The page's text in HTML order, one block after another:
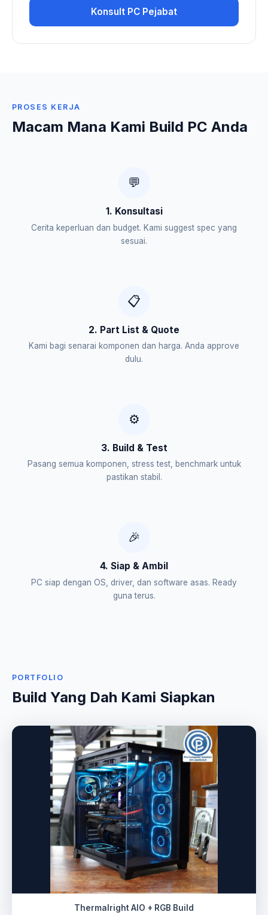
Konsult PC Pejabat
PROSES KERJA
Macam Mana Kami Build PC Anda
💬
1. Konsultasi
Cerita keperluan dan budget. Kami suggest spec yang
sesuai.
📋
2. Part List & Quote
Kami bagi senarai komponen dan harga. Anda approve
dulu.
⚙️
3. Build & Test
Pasang semua komponen, stress test, benchmark untuk
pastikan stabil.
🎉
4. Siap & Ambil
PC siap dengan OS, driver, dan software asas. Ready
guna terus.
PORTFOLIO
Build Yang Dah Kami Siapkan
Thermalright AIO + RGB Build